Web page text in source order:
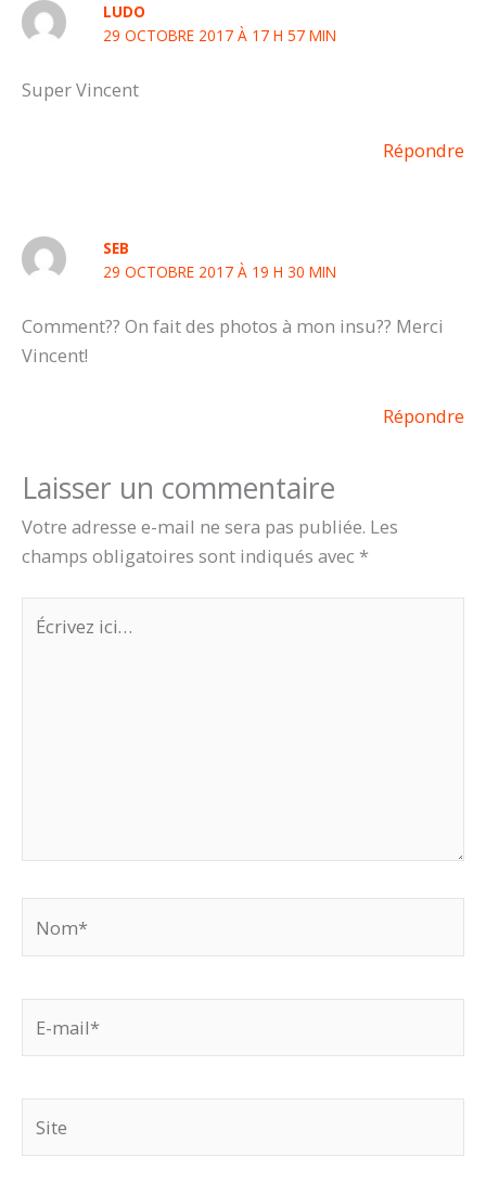
LUDO
29 OCTOBRE 2017 À 17 H 57 MIN
Super Vincent
Répondre
SEB
29 OCTOBRE 2017 À 19 H 30 MIN
Comment?? On fait des photos à mon insu?? Merci
Vincent!
Répondre
Laisser un commentaire
Votre adresse e-mail ne sera pas publiée. Les
champs obligatoires sont indiqués avec *
Écrivez
ici…
mail*